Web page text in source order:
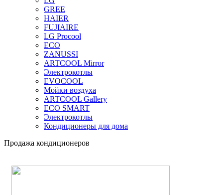
GREE
HAIER
FUJIAIRE
LG Procool
ECO
ZANUSSI
ARTCOOL Mirror
Электрокотлы
EVOCOOL
Мойки воздуха
ARTCOOL Gallery
ECO SMART
Электрокотлы
Кондиционеры для дома
Продажа кондиционеров